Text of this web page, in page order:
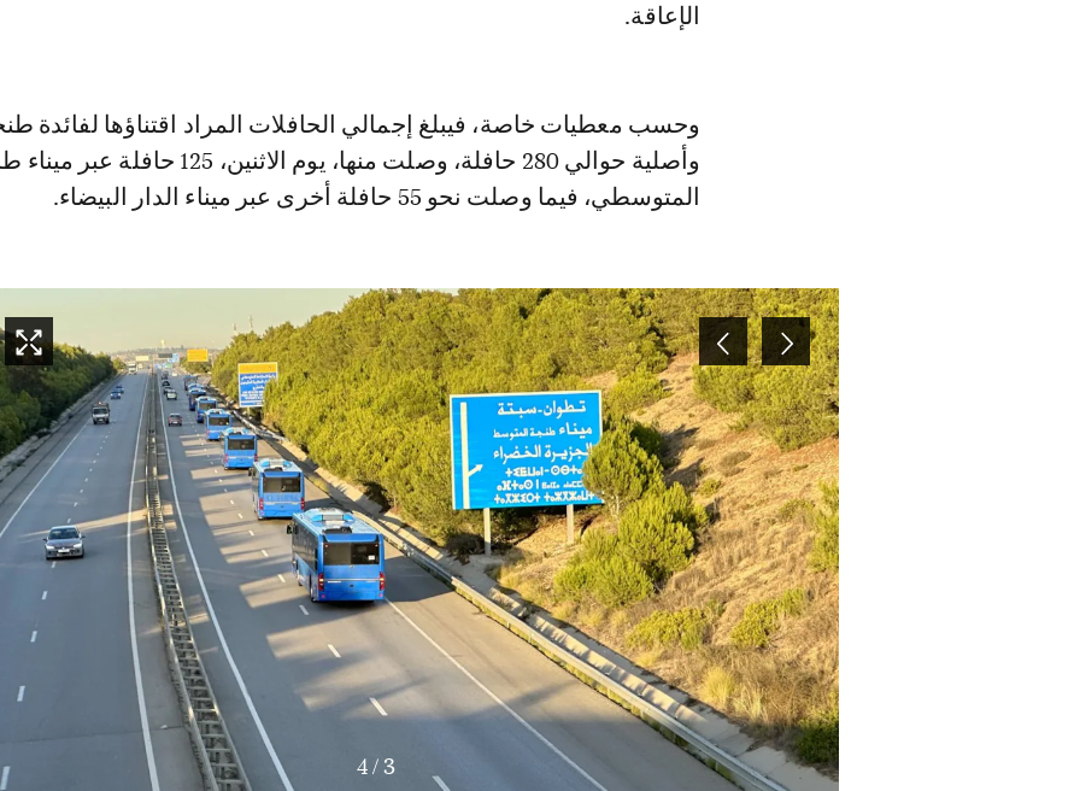
الإعاقة.
وحسب معطيات خاصة، فيبلغ إجمالي الحافلات المراد اقتناؤها لفائدة
وأصلية حوالي 280 حافلة، وصلت منها، يوم الاثنين، 125 حافلة
المتوسطي، فيما وصلت نحو 55 حافلة أخرى عبر ميناء الدار البيضاء.
4
/
4